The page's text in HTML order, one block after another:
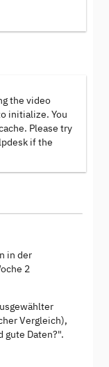
the video
initialize. You
Please try
if the
in der
2
Vergleich),
gute Daten?".